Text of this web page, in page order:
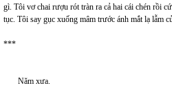
gì. Tôi vơ chai rượu rót tràn ra cả hai cái chén rồi
tục. Tôi say gục xuống mâm trước ánh mắt lạ lẫm
***
Năm xưa.